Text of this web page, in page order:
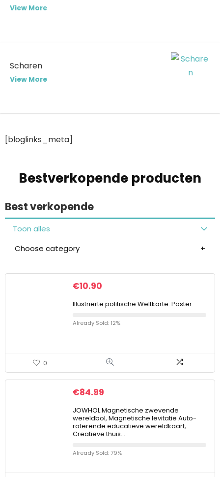
View More
Scharen
View More
[bloglinks_meta]
Bestverkopende producten
Best verkopende
Toon alles
Choose category
€10.90
Illustrierte politische Weltkarte: Poster
Already Sold: 12%
0
€84.99
JOWHOL Magnetische zwevende
wereldbol, Magnetische levitatie Auto-
roterende educatieve wereldkaart,
Creatieve thuis…
Already Sold: 79%